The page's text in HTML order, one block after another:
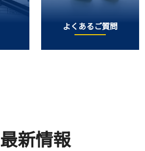
よくあるご質問
最新情報